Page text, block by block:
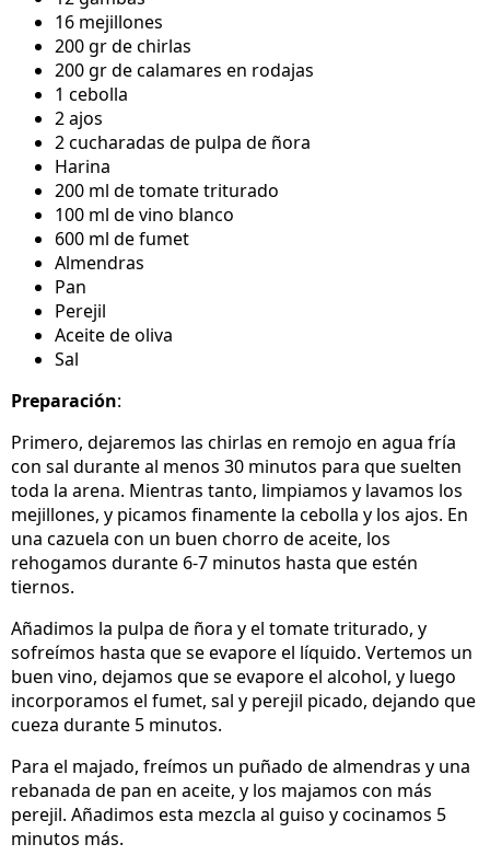
16 mejillones
200 gr de chirlas
200 gr de calamares en rodajas
1 cebolla
2 ajos
2 cucharadas de pulpa de ñora
Harina
200 ml de tomate triturado
100 ml de vino blanco
600 ml de fumet
Almendras
Pan
Perejil
Aceite de oliva
Sal
Preparación:
Primero, dejaremos las chirlas en remojo en agua fría
con sal durante al menos 30 minutos para que suelten
toda la arena. Mientras tanto, limpiamos y lavamos los
mejillones, y picamos finamente la cebolla y los ajos. En
una cazuela con un buen chorro de aceite, los
rehogamos durante 6-7 minutos hasta que estén
tiernos.
Añadimos la pulpa de ñora y el tomate triturado, y
sofreímos hasta que se evapore el líquido. Vertemos un
buen vino, dejamos que se evapore el alcohol, y luego
incorporamos el fumet, sal y perejil picado, dejando que
cueza durante 5 minutos.
Para el majado, freímos un puñado de almendras y una
rebanada de pan en aceite, y los majamos con más
perejil. Añadimos esta mezcla al guiso y cocinamos 5
minutos más.